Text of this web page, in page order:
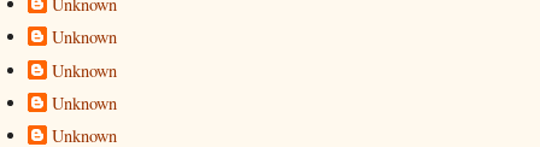
Unknown
Unknown
Unknown
Unknown